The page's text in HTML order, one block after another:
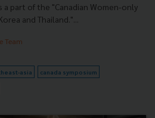
a part of the "Canadian Women-only
and Thailand."...
Team
asia canada symposium